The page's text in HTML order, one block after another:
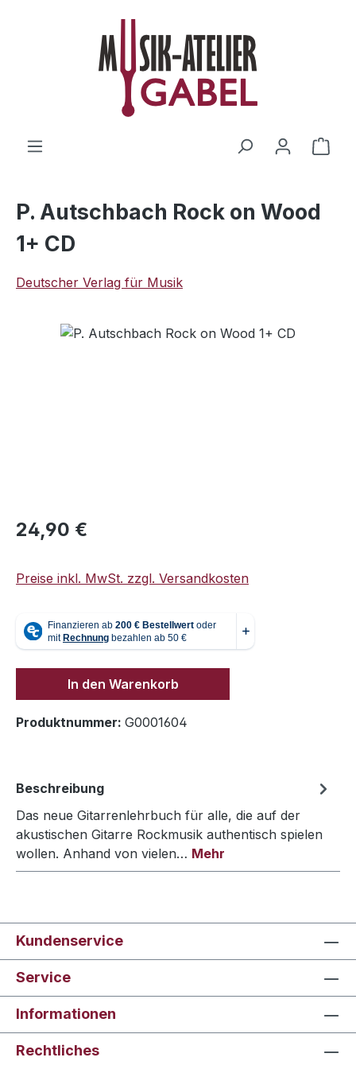
Zum Hauptinhalt springen
P. Autschbach Rock on Wood
1+ CD
Deutscher Verlag für Musik
Bildergalerie überspringen
Regulärer Preis:
24,90 €
Preise inkl. MwSt. zzgl. Versandkosten
In den Warenkorb
Produktnummer: G0001604
Beschreibung
Das neue Gitarrenlehrbuch für alle, die auf der
akustischen Gitarre Rockmusik authentisch spielen
wollen. Anhand von vielen… Mehr
Kundenservice
Service
Informationen
Rechtliches